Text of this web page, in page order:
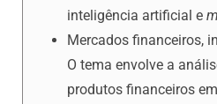
inteligência artificial e
Mercados financeiros,
O tema envolve a
produtos financeiros